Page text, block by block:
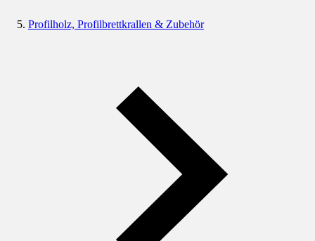
Profilholz, Profilbrettkrallen & Zubehör